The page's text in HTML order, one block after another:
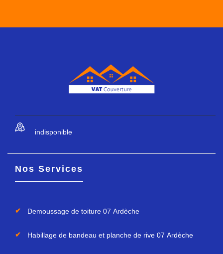
indisponible
Nos Services
Demoussage de toiture 07 Ardèche
Habillage de bandeau et planche de rive 07 Ardèche